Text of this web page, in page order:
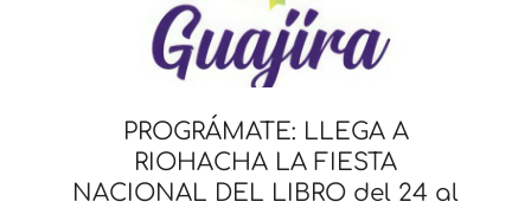
PROGRÁMATE: LLEGA A
RIOHACHA LA FIESTA
NACIONAL DEL LIBRO del 24 al